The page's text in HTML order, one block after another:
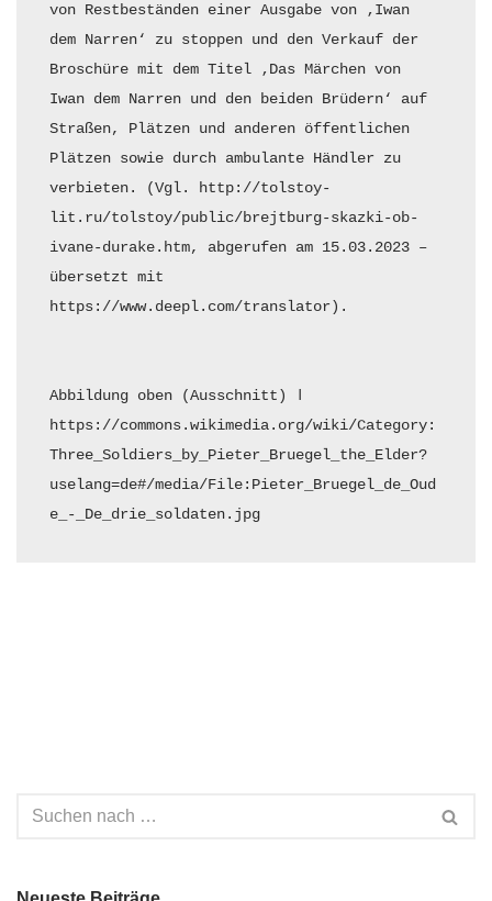
von Restbeständen einer Ausgabe von ‚Iwan
dem Narren‘ zu stoppen und den Verkauf der
Broschüre mit dem Titel ‚Das Märchen von
Iwan dem Narren und den beiden Brüdern‘ auf
Straßen, Plätzen und anderen öffentlichen
Plätzen sowie durch ambulante Händler zu
verbieten. (Vgl. http://tolstoy-
lit.ru/tolstoy/public/brejtburg-skazki-ob-
ivane-durake.htm, abgerufen am 15.03.2023 –
übersetzt mit
https://www.deepl.com/translator).
Abbildung oben (Ausschnitt) ǀ
https://commons.wikimedia.org/wiki/Category:
Three_Soldiers_by_Pieter_Bruegel_the_Elder?
uselang=de#/media/File:Pieter_Bruegel_de_Oud